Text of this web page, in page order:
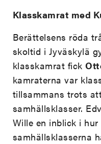
Klasskamrat med
Berättelsens röda
skoltid i Jyväskylä
klasskamrat fick
kamraterna var
tillsammans trots
samhällsklasser.
Wille en inblick i hur
samhällsklasserna